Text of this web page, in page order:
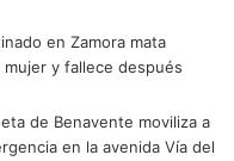
en Zamora mata
y fallece después
de Benavente moviliza a
en la avenida Vía del